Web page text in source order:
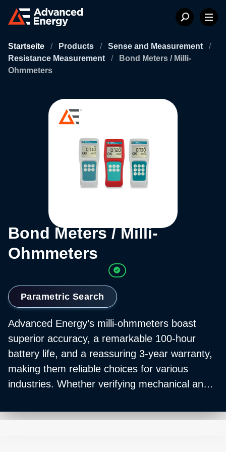
Startseite / Products / Sense and Measurement
/
Resistance Measurement
/
Bond Meters / Milli-
Ohmmeters
Bond Meters / Milli-
Ohmmeters
Parametric Search
Advanced Energy’s milli-ohmmeters boast
superior accuracy, a remarkable 100-hour
battery life, and a reassuring 3-year warranty,
making them reliable choices for various
industries. Whether verifying mechanical and
integrity of grounds in alternative energy